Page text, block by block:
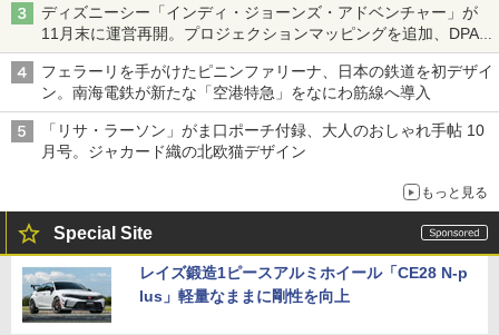
ディズニーシー「インディ・ジョーンズ・アドベンチャー」が
11月末に運営再開。プロジェクションマッピングを追加、DPA
は1500円
フェラーリを手がけたピニンファリーナ、日本の鉄道を初デザイ
ン。南海電鉄が新たな「空港特急」をなにわ筋線へ導入
「リサ・ラーソン」がま口ポーチ付録、大人のおしゃれ手帖 10
月号。ジャカード織の北欧猫デザイン
もっと見る
Special Site
レイズ鍛造1ピースアルミホイール「CE28 N-p
lus」軽量なままに剛性を向上